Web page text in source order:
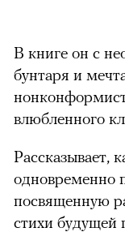
В книге он с
бунтаря и
влюбленного
Рассказывает,
одновременно
посвященную
стихи будущей